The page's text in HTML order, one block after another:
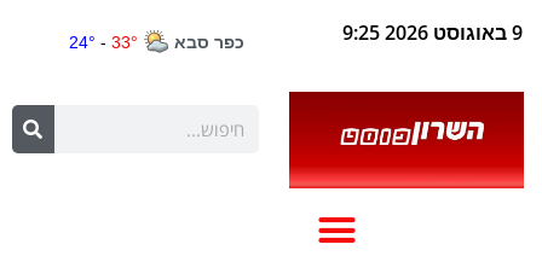
9 באוגוסט 2026 9:25